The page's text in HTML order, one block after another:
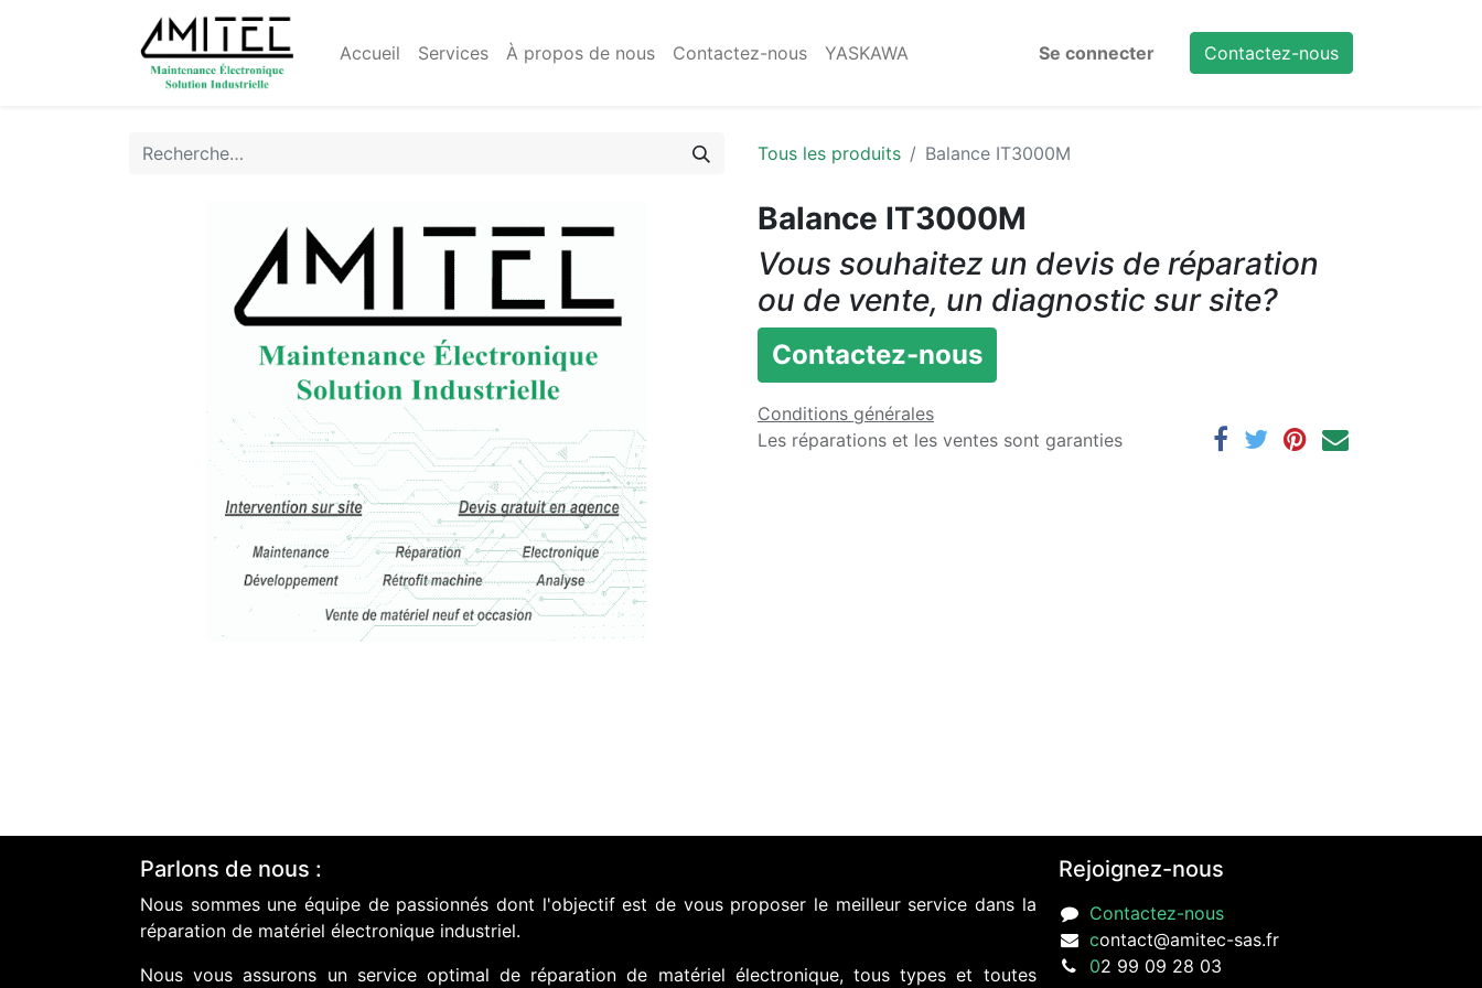
Accueil Services À propos de nous Contactez-nous YASKAWA Se connecter Contactez-nous
Tous les produits Balance IT3000M
Balance IT3000M
Vous souhaitez un devis de réparation
ou de vente, un diagnostic sur site?
Contactez-nous
Conditions générales
Les réparations et les ventes sont garanties
Parlons de nous :
Nous sommes une équipe de passionnés dont l'objectif est de vous proposer le meilleur service dans la
réparation de matériel électronique industriel.
Nous vous assurons un service optimal de réparation de matériel électronique, tous types et toutes
Rejoignez-nous
Contactez-nous
contact@amitec-sas.fr
02 99 09 28 03